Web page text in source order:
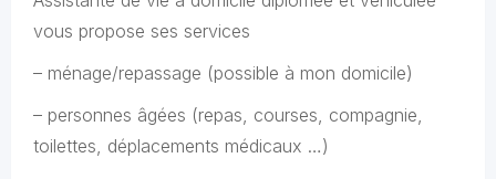
vous propose ses services
– ménage/repassage (possible à mon domicile)
– personnes âgées (repas, courses, compagnie,
toilettes, déplacements médicaux …)